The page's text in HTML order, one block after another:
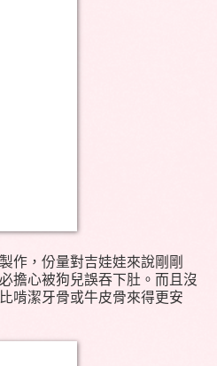
作，份量對吉娃娃來說剛剛
擔心被狗兒誤吞下肚。而且沒
啃潔牙骨或牛皮骨來得更安